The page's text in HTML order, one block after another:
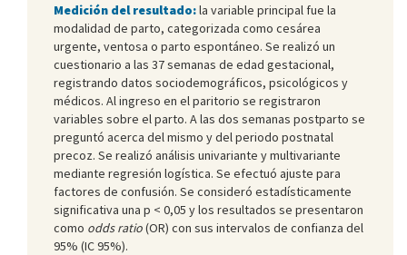
Medición del resultado:la variable principal fue la
modalidad de parto, categorizada como cesárea
urgente, ventosa o parto espontáneo. Se realizó un
cuestionario a las 37 semanas de edad gestacional,
registrando datos sociodemográficos, psicológicos y
médicos. Al ingreso en el paritorio se registraron
variables sobre el parto. A las dos semanas postparto se
preguntó acerca del mismo y del periodo postnatal
precoz. Se realizó análisis univariante y multivariante
mediante regresión logística. Se efectuó ajuste para
factores de confusión. Se consideró estadísticamente
significativa una p < 0,05 y los resultados se presentaron
como odds ratio(OR) con sus intervalos de confianza del
95% (IC 95%).